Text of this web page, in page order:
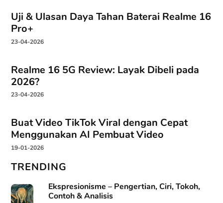
Uji & Ulasan Daya Tahan Baterai Realme 16
Pro+
23-04-2026
Realme 16 5G Review: Layak Dibeli pada
2026?
23-04-2026
Buat Video TikTok Viral dengan Cepat
Menggunakan AI Pembuat Video
19-01-2026
TRENDING
Ekspresionisme – Pengertian, Ciri, Tokoh,
Contoh & Analisis